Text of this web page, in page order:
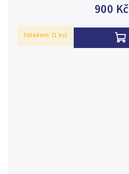
900 Kč
Skladem (1 ks)